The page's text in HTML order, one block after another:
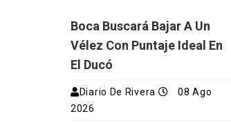
Boca Buscará Bajar A Un
Vélez Con Puntaje Ideal En
El Ducó
Diario De Rivera
08 Ago
2026